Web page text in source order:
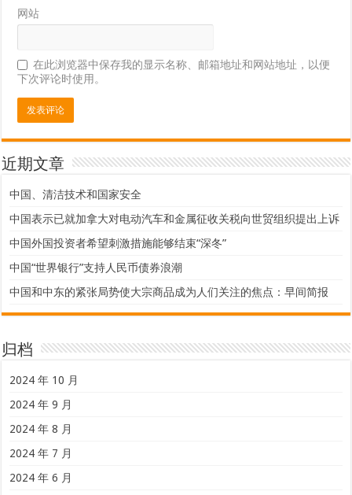
网站
在此浏览器中保存我的显示名称、邮箱地址和网站地址，以便
下次评论时使用。
近期文章
中国、清洁技术和国家安全
中国表示已就加拿大对电动汽车和金属征收关税向世贸组织提出上诉
中国外国投资者希望刺激措施能够结束“深冬”
中国“世界银行”支持人民币债券浪潮
中国和中东的紧张局势使大宗商品成为人们关注的焦点：早间简报
归档
2024 年 10 月
2024 年 9 月
2024 年 8 月
2024 年 7 月
2024 年 6 月